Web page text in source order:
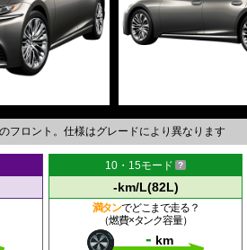
フロント。仕様はグレードにより異なります
10・15モード
-km/L(82L)
満タンでどこまで走る？
（燃費×タンク容量）
- km